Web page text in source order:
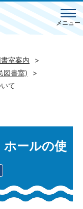
メニュー
室案内
図書室)
て
ホールの使